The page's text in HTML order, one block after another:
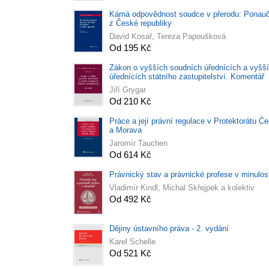
Kárná odpovědnost soudce v přerodu:
z České republiky
David Kosař, Tereza Papoušková
Od 195 Kč
Zákon o vyšších soudních úřednících a
úřednících státního zastupitelství. Komentář
Jiří Grygar
Od 210 Kč
Práce a její právní regulace v Protektorátu
a Morava
Jaromír Tauchen
Od 614 Kč
Právnický stav a právnické profese v
Vladimír Kindl, Michal Skřejpek a kolektiv
Od 492 Kč
Dějiny ústavního práva - 2. vydání
Karel Schelle
Od 521 Kč